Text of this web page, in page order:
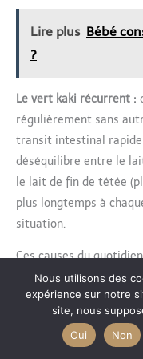
Lire plus Bébé
?
Le vert kaki récurrent :
régulièrement sans
transit intestinal rapide
déséquilibre entre le
le lait de fin de tétée
plus longtemps à
situation.
Ces causes du
variations observées.
domicile suffit. Mais
organisation pratique
consulter.
Nous utilisons des
expérience sur notre
site, nous
Oui
Non